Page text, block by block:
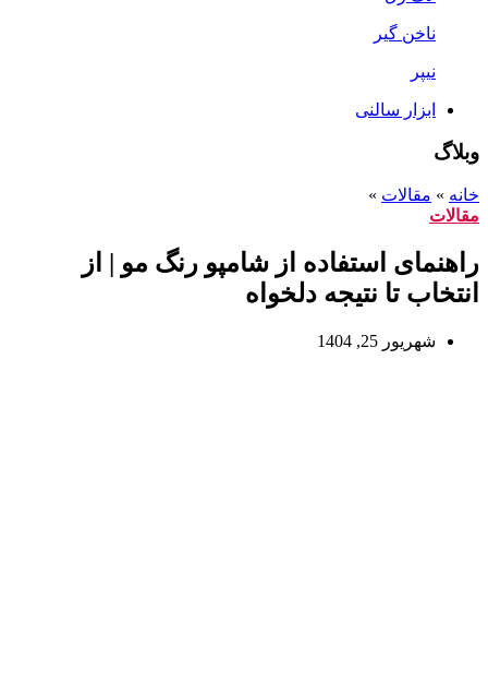
ناخن گیر
نیپر
ابزار سالنی
وبلاگ
خانه » مقالات »
مقالات
راهنمای استفاده از شامپو رنگ مو | از
انتخاب تا نتیجه دلخواه
شهریور 25, 1404